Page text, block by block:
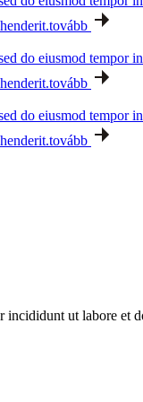
tovább
do eiusmod
tovább
do eiusmod
tovább
ut labore